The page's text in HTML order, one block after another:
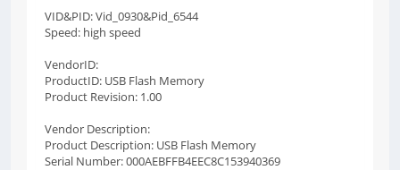
VID&PID: Vid_0930&Pid_6544
Speed: high speed
VendorID:
ProductID: USB Flash Memory
Product Revision: 1.00
Vendor Description:
Product Description: USB Flash Memory
Serial Number: 000AEBFFB4EEC8C153940369